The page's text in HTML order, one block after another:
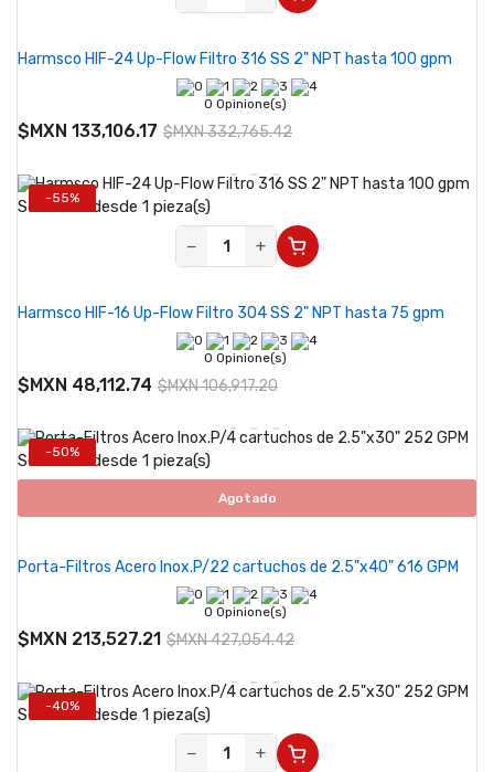
Harmsco HIF-24 Up-Flow Filtro 316 SS 2" NPT hasta 100 gpm
0 Opinione(s)
$MXN 133,106.17 $MXN 332,765.42
-55%
Se vende desde 1 pieza(s)
−
+
Harmsco HIF-16 Up-Flow Filtro 304 SS 2" NPT hasta 75 gpm
0 Opinione(s)
$MXN 48,112.74 $MXN 106,917.20
-50%
Se vende desde 1 pieza(s)
Agotado
Porta-Filtros Acero Inox.P/22 cartuchos de 2.5"x40" 616 GPM
0 Opinione(s)
$MXN 213,527.21 $MXN 427,054.42
-40%
Se vende desde 1 pieza(s)
−
+